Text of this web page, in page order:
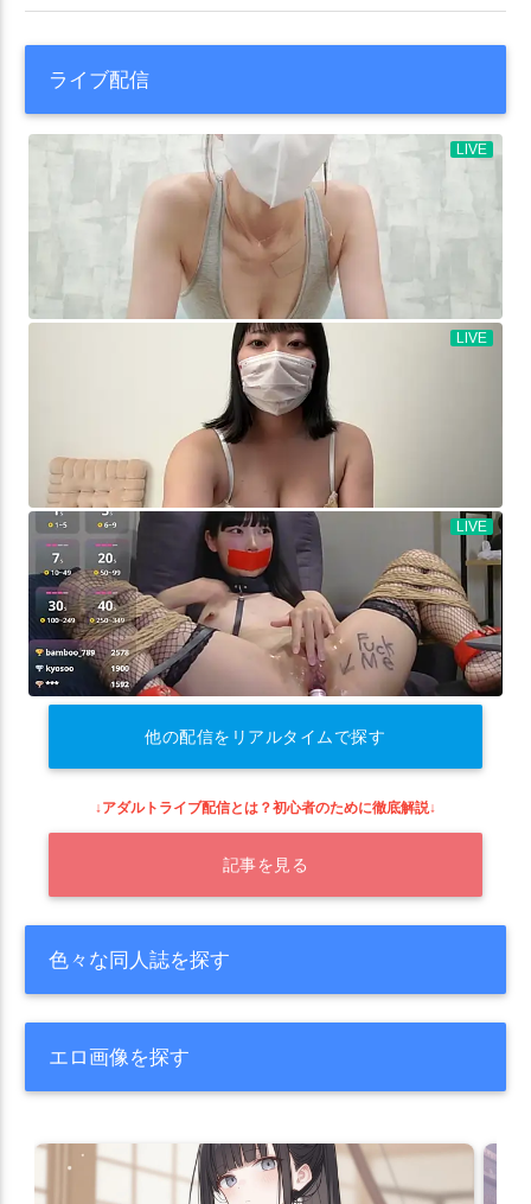
ライブ配信
他の配信をリアルタイムで探す
↓アダルトライブ配信とは？初心者のために徹底解説↓
記事を見る
色々な同人誌を探す
エロ画像を探す